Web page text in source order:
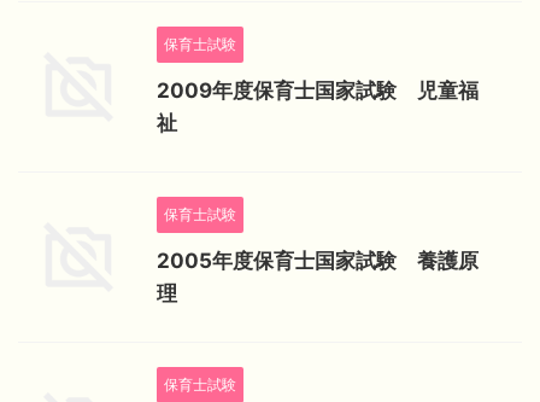
保育士試験
2009年度保育士国家試験 児童福
祉
保育士試験
2005年度保育士国家試験 養護原
理
保育士試験